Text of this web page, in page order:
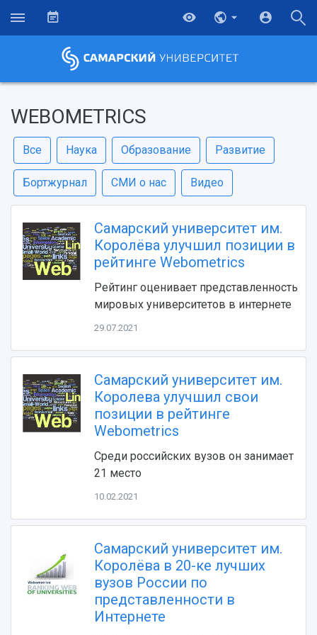
Об университете
Рейтинги
Руководство
Наблюдательный совет
Попечительский совет
Ученый совет
Главные новости
Объявления
СМИ об университете
Пресс-центр
Газета "Полет"
Образование
Почему я выбираю Самарский университет?
Бакалавриат и специалитет
Магистратура
Аспирантура
Формы обучения
Учебные планы
Дополнительное образование
Научно-исследовательская деятельность
Основные научные направления
Диссертационные советы
Подготовка научных кадров
Конкурс на замещение должностей научных
работников
Научно-технический совет
Научные проекты и темы
WEBOMETRICS
Все Наука Образование Развитие
Бортжурнал СМИ о нас Видео
Самарский университет им.
Королёва улучшил позиции в
рейтинге Webometrics
Рейтинг оценивает представленность
мировых университетов в интернете
29.07.2021
Самарский университет им.
Королева улучшил свои
позиции в рейтинге
Webometrics
Среди российских вузов он занимает
21 место
10.02.2021
Самарский университет им.
Королёва в 20-ке лучших
вузов России по
представленности в
Интернете